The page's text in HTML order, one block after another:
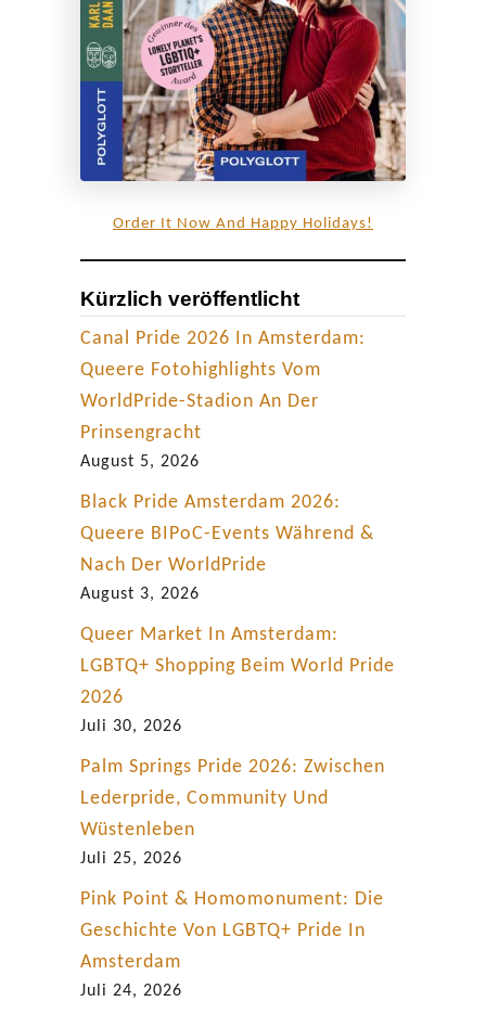
a
n
n
a
u
f
s
e
n
Order It Now And Happy Holidays!
Kürzlich veröffentlicht
Canal Pride 2026 In Amsterdam:
Queere Fotohighlights Vom
WorldPride-Stadion An Der
Prinsengracht
August 5, 2026
Black Pride Amsterdam 2026:
Queere BIPoC-Events Während &
Nach Der WorldPride
August 3, 2026
Queer Market In Amsterdam:
LGBTQ+ Shopping Beim World Pride
2026
Juli 30, 2026
Palm Springs Pride 2026: Zwischen
Lederpride, Community Und
Wüstenleben
Juli 25, 2026
Pink Point & Homomonument: Die
Geschichte Von LGBTQ+ Pride In
Amsterdam
Juli 24, 2026